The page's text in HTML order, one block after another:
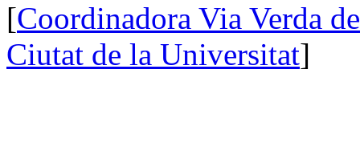
[Coordinadora Via Verda
Ciutat de la Universitat]